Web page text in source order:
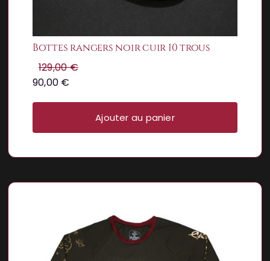
Bottes rangers noir cuir 10 trous
129,00€
90,00 €
Ajouter au panier